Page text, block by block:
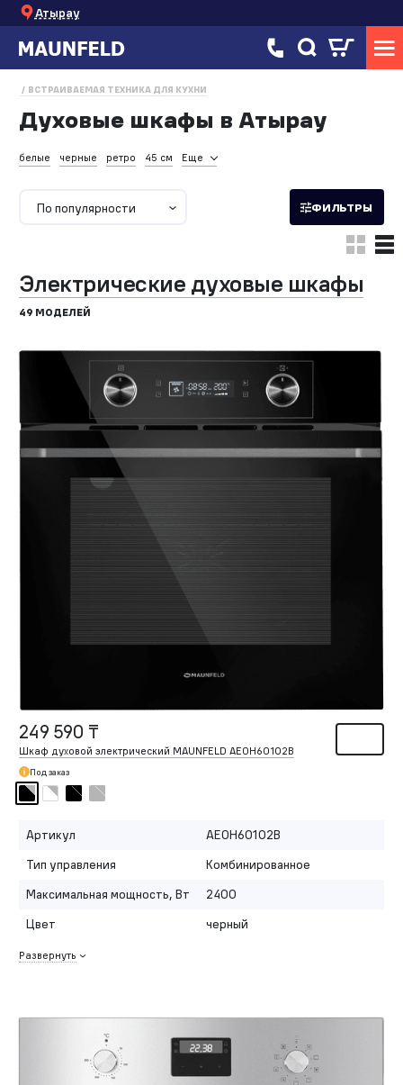
Атырау
ВСТРАИВАЕМАЯ ТЕХНИКА ДЛЯ КУХНИ
Духовые шкафы в Атырау
белые черные ретро 45 см Еще
По популярности ФИЛЬТРЫ
Электрические духовые шкафы
49 МОДЕЛЕЙ
249 590 ₸
Шкаф духовой электрический MAUNFELD AEOH60102B
Под заказ
Артикул
AEOH60102B
Тип управления
Комбинированное
Максимальная мощность, Вт
2400
Цвет
черный
Развернуть